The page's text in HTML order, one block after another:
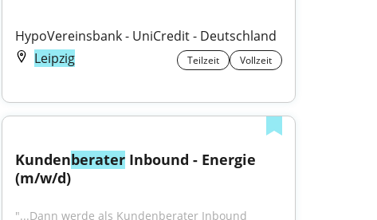
HypoVereinsbank - UniCredit - Deutschland
Leipzig
Teilzeit Vollzeit
Kundenberater Inbound - Energie
(m/w/d)
"...Dann werde als Kundenberater Inbound